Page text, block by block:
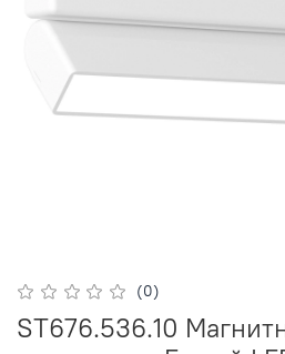
(0)
ST676.536.10